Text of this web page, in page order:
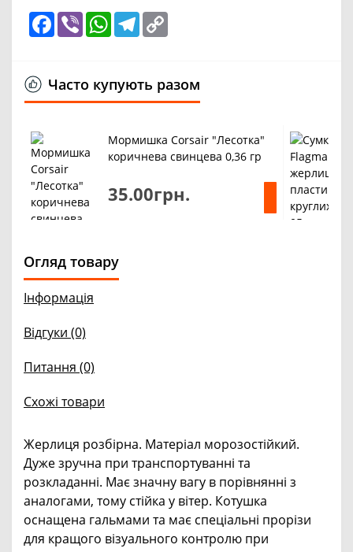
Facebook
Viber WhatsApp
Telegram
Часто купують разом
Мормишка Corsair "Лесотка"
коричнева свинцева 0,36 гр
35.00грн.
Огляд товару
Інформація
Відгуки (0)
Питання (0)
Схожі товари
Жерлиця розбірна. Матеріал морозостійкий.
Дуже зручна при транспортуванні та
розкладанні. Має значну вагу в порівнянні з
аналогами, тому стійка у вітер. Котушка
оснащена гальмами та має спеціальні прорізи
для кращого візуального контролю при